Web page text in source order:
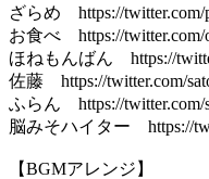
ざらめ https://twitter.com/
お食べ https://twitter.com/
ほねもんばん https://
佐藤 https://twitter.com/
ふらん https://twitter.com/
脳みそハイター https://
【BGMアレンジ】